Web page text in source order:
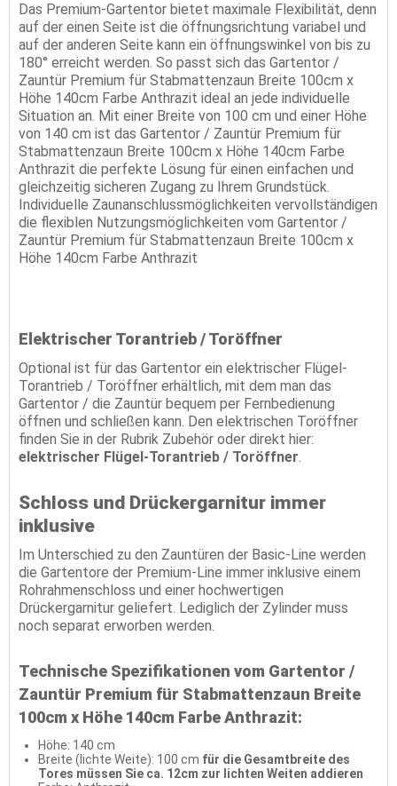
Das Premium-Gartentor bietet maximale Flexibilität, denn
auf der einen Seite ist die öffnungsrichtung variabel und
auf der anderen Seite kann ein öffnungswinkel von bis zu
180° erreicht werden. So passt sich das Gartentor /
Zauntür Premium für Stabmattenzaun Breite 100cm x
Höhe 140cm Farbe Anthrazit ideal an jede individuelle
Situation an. Mit einer Breite von 100 cm und einer Höhe
von 140 cm ist das Gartentor / Zauntür Premium für
Stabmattenzaun Breite 100cm x Höhe 140cm Farbe
Anthrazit die perfekte Lösung für einen einfachen und
gleichzeitig sicheren Zugang zu Ihrem Grundstück.
Individuelle Zaunanschlussmöglichkeiten vervollständigen
die flexiblen Nutzungsmöglichkeiten vom Gartentor /
Zauntür Premium für Stabmattenzaun Breite 100cm x
Höhe 140cm Farbe Anthrazit
Elektrischer Torantrieb / Toröffner
Optional ist für das Gartentor ein elektrischer Flügel-
Torantrieb / Toröffner erhältlich, mit dem man das
Gartentor / die Zauntür bequem per Fernbedienung
öffnen und schließen kann. Den elektrischen Toröffner
finden Sie in der Rubrik Zubehör oder direkt hier:
elektrischer Flügel-Torantrieb / Toröffner.
Schloss und Drückergarnitur immer
inklusive
Im Unterschied zu den Zauntüren der Basic-Line werden
die Gartentore der Premium-Line immer inklusive einem
Rohrahmenschloss und einer hochwertigen
Drückergarnitur geliefert. Lediglich der Zylinder muss
noch separat erworben werden.
Technische Spezifikationen vom Gartentor /
Zauntür Premium für Stabmattenzaun Breite
100cm x Höhe 140cm Farbe Anthrazit:
Höhe: 140 cm
Breite (lichte Weite): 100 cm für die Gesamtbreite des
Tores müssen Sie ca. 12cm zur lichten Weiten addieren